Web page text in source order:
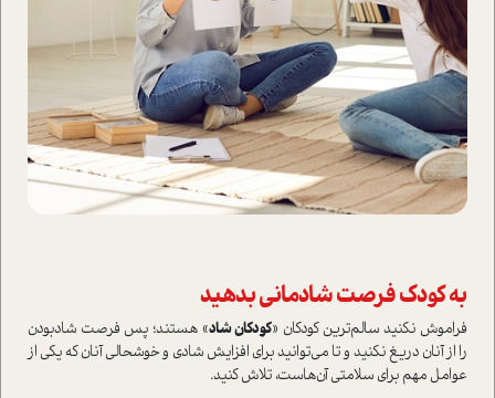
به كودك فرصت شادماني بدهيد
فراموش نكنيد سالم‌ترين كودكان «كودكان شاد» هستند؛ ‌پس فرصت شاد‌بودن
را از آنان دريغ نكنيد و تا می‌توانید برای افزایش شادی و خوشحالی آنان که يكي از
عوامل مهم برای سلامتي آن‌هاست، تلاش کنید.